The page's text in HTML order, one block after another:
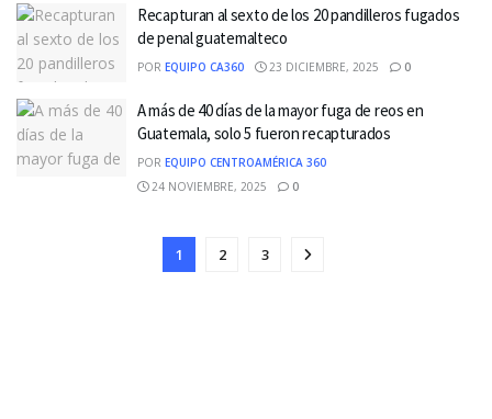
Recapturan al sexto de los 20 pandilleros fugados
de penal guatemalteco
POR EQUIPO CA360 23 DICIEMBRE, 2025 0
A más de 40 días de la mayor fuga de reos en
Guatemala, solo 5 fueron recapturados
POR EQUIPO CENTROAMÉRICA 360
24 NOVIEMBRE, 2025
0
1 2 3